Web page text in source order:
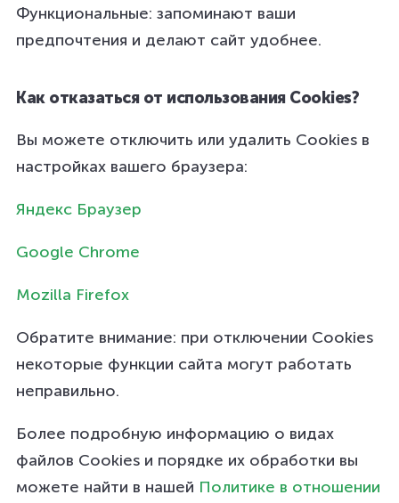
Функциональные: запоминают ваши
предпочтения и делают сайт удобнее.
Как отказаться от использования Cookies?
Вы можете отключить или удалить Cookies в
настройках вашего браузера:
Яндекс Браузер
Google Chrome
Mozilla Firefox
Обратите внимание: при отключении Cookies
некоторые функции сайта могут работать
неправильно.
Более подробную информацию о видах
файлов Cookies и порядке их обработки вы
можете найти в нашей Политике в отношении